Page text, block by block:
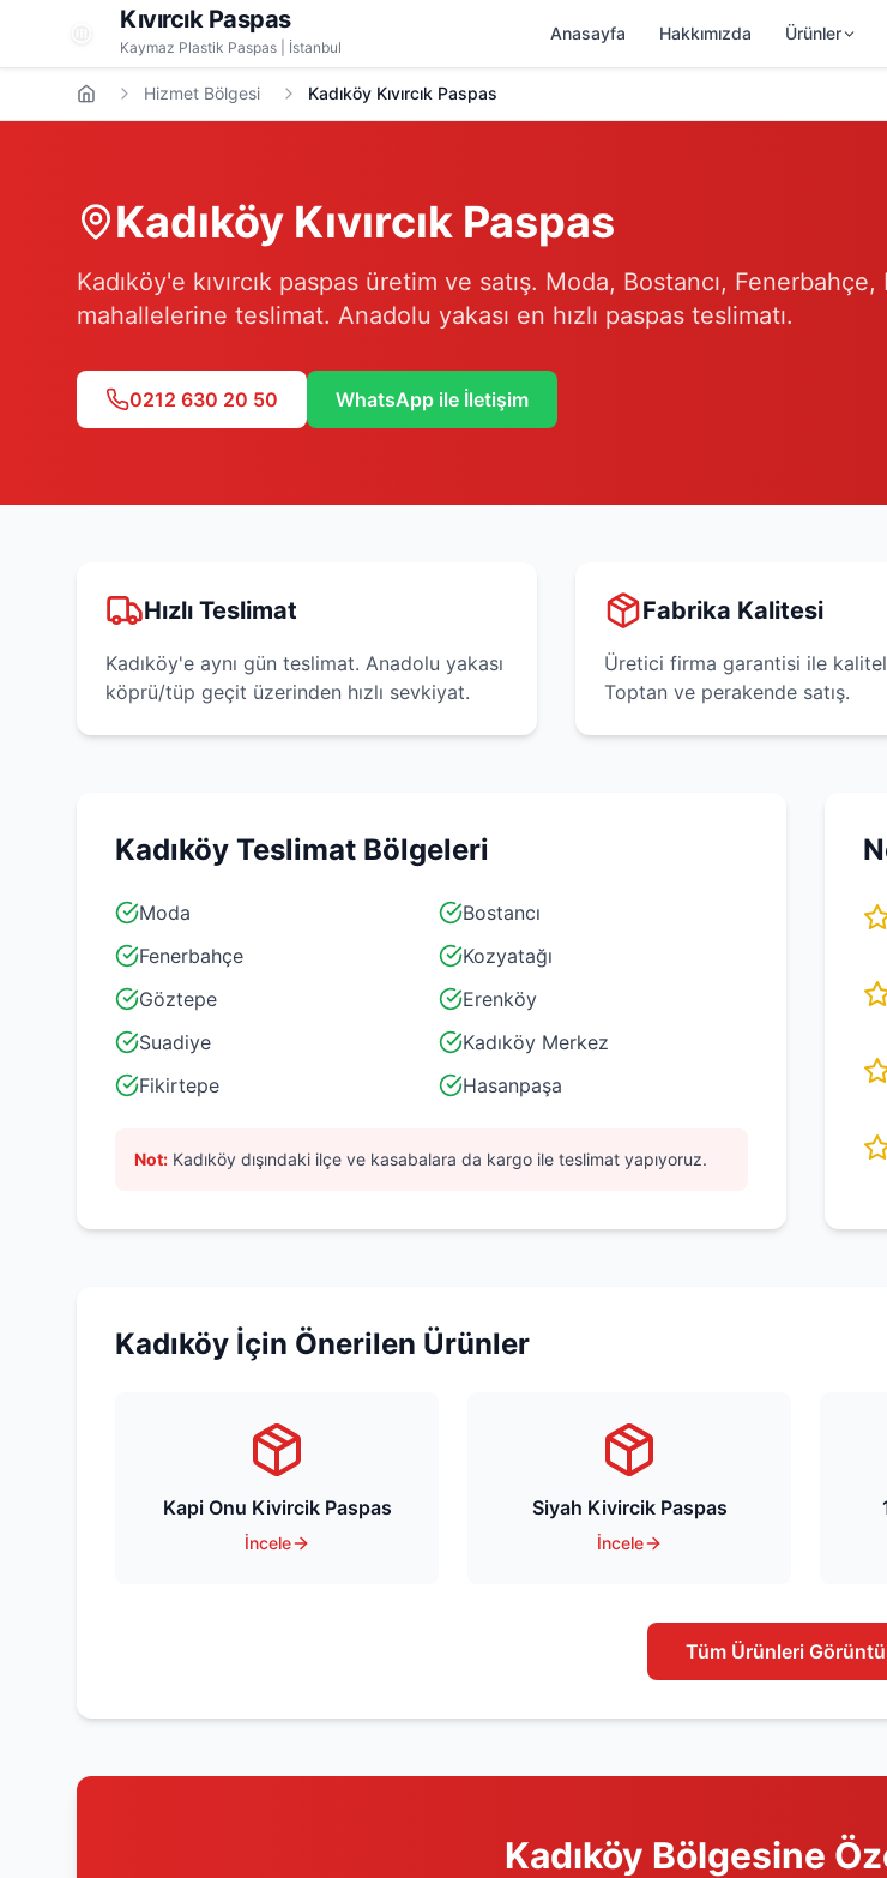
Kıvırcık Paspas
Kaymaz Plastik Paspas | İstanbul
Anasayfa Hakkımızda Ürünler
Hizmet Bölgesi Kadıköy Kıvırcık Paspas
Kadıköy Kıvırcık Paspas
Kadıköy'e kıvırcık paspas üretim ve satış. Moda, Bostancı, Fenerbahçe,
mahallelerine teslimat. Anadolu yakası en hızlı paspas teslimatı.
0212 630 20 50 WhatsApp ile İletişim
Hızlı Teslimat
Kadıköy'e aynı gün teslimat. Anadolu yakası
köprü/tüp geçit üzerinden hızlı sevkiyat.
Fabrika Kalitesi
Üretici firma garantisi ile
Toptan ve perakende satış.
Kadıköy Teslimat Bölgeleri
Moda
Bostancı
Fenerbahçe
Kozyatağı
Göztepe
Erenköy
Suadiye
Kadıköy Merkez
Fikirtepe
Hasanpaşa
Not: Kadıköy dışındaki ilçe ve kasabalara da kargo ile teslimat yapıyoruz.
Kadıköy İçin Önerilen Ürünler
Kapi Onu Kivircik Paspas
İncele
Siyah Kivircik Paspas
İncele
Tüm Ürünleri
Kadıköy Bölgesine